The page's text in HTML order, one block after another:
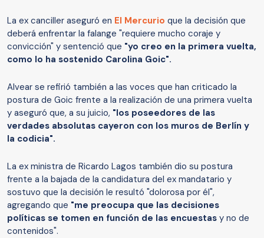
La ex canciller aseguró en El Mercurio que la decisión que
deberá enfrentar la falange "requiere mucho coraje y
convicción" y sentenció que "yo creo en la primera vuelta,
como lo ha sostenido Carolina Goic".
Alvear se refirió también a las voces que han criticado la
postura de Goic frente a la realización de una primera vuelta
y aseguró que, a su juicio, "los poseedores de las
verdades absolutas cayeron con los muros de Berlín y
la codicia".
La ex ministra de Ricardo Lagos también dio su postura
frente a la bajada de la candidatura del ex mandatario y
sostuvo que la decisión le resultó "dolorosa por él",
agregando que "me preocupa que las decisiones
políticas se tomen en función de las encuestas y no de
contenidos".